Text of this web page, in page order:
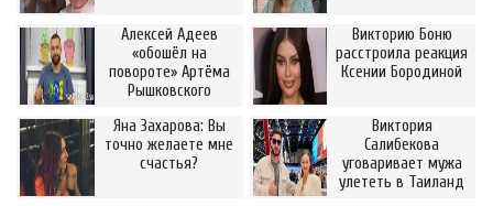
Алексей Адеев
«обошёл на
повороте» Артёма
Рышковского
Викторию Боню
расстроила реакция
Ксении Бородиной
Яна Захарова: Вы
точно желаете мне
счастья?
Виктория
Салибекова
уговаривает мужа
улететь в Таиланд